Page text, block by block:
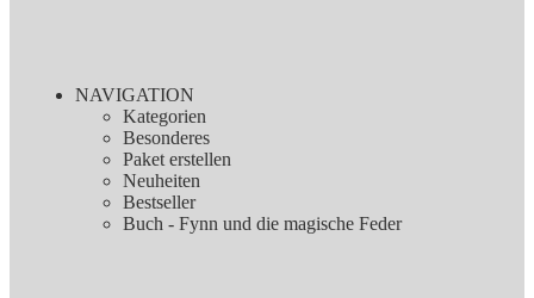
NAVIGATION
Kategorien
Besonderes
Paket erstellen
Neuheiten
Bestseller
Buch - Fynn und die magische Feder